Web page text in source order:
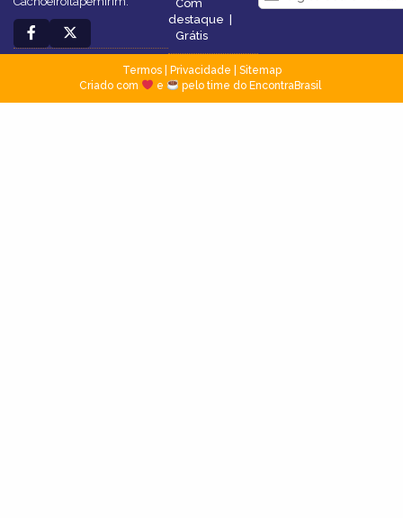
Com
destaque |
Grátis
Termos| Privacidade
Sitemap
Criado com
e pelo time do EncontraBrasil